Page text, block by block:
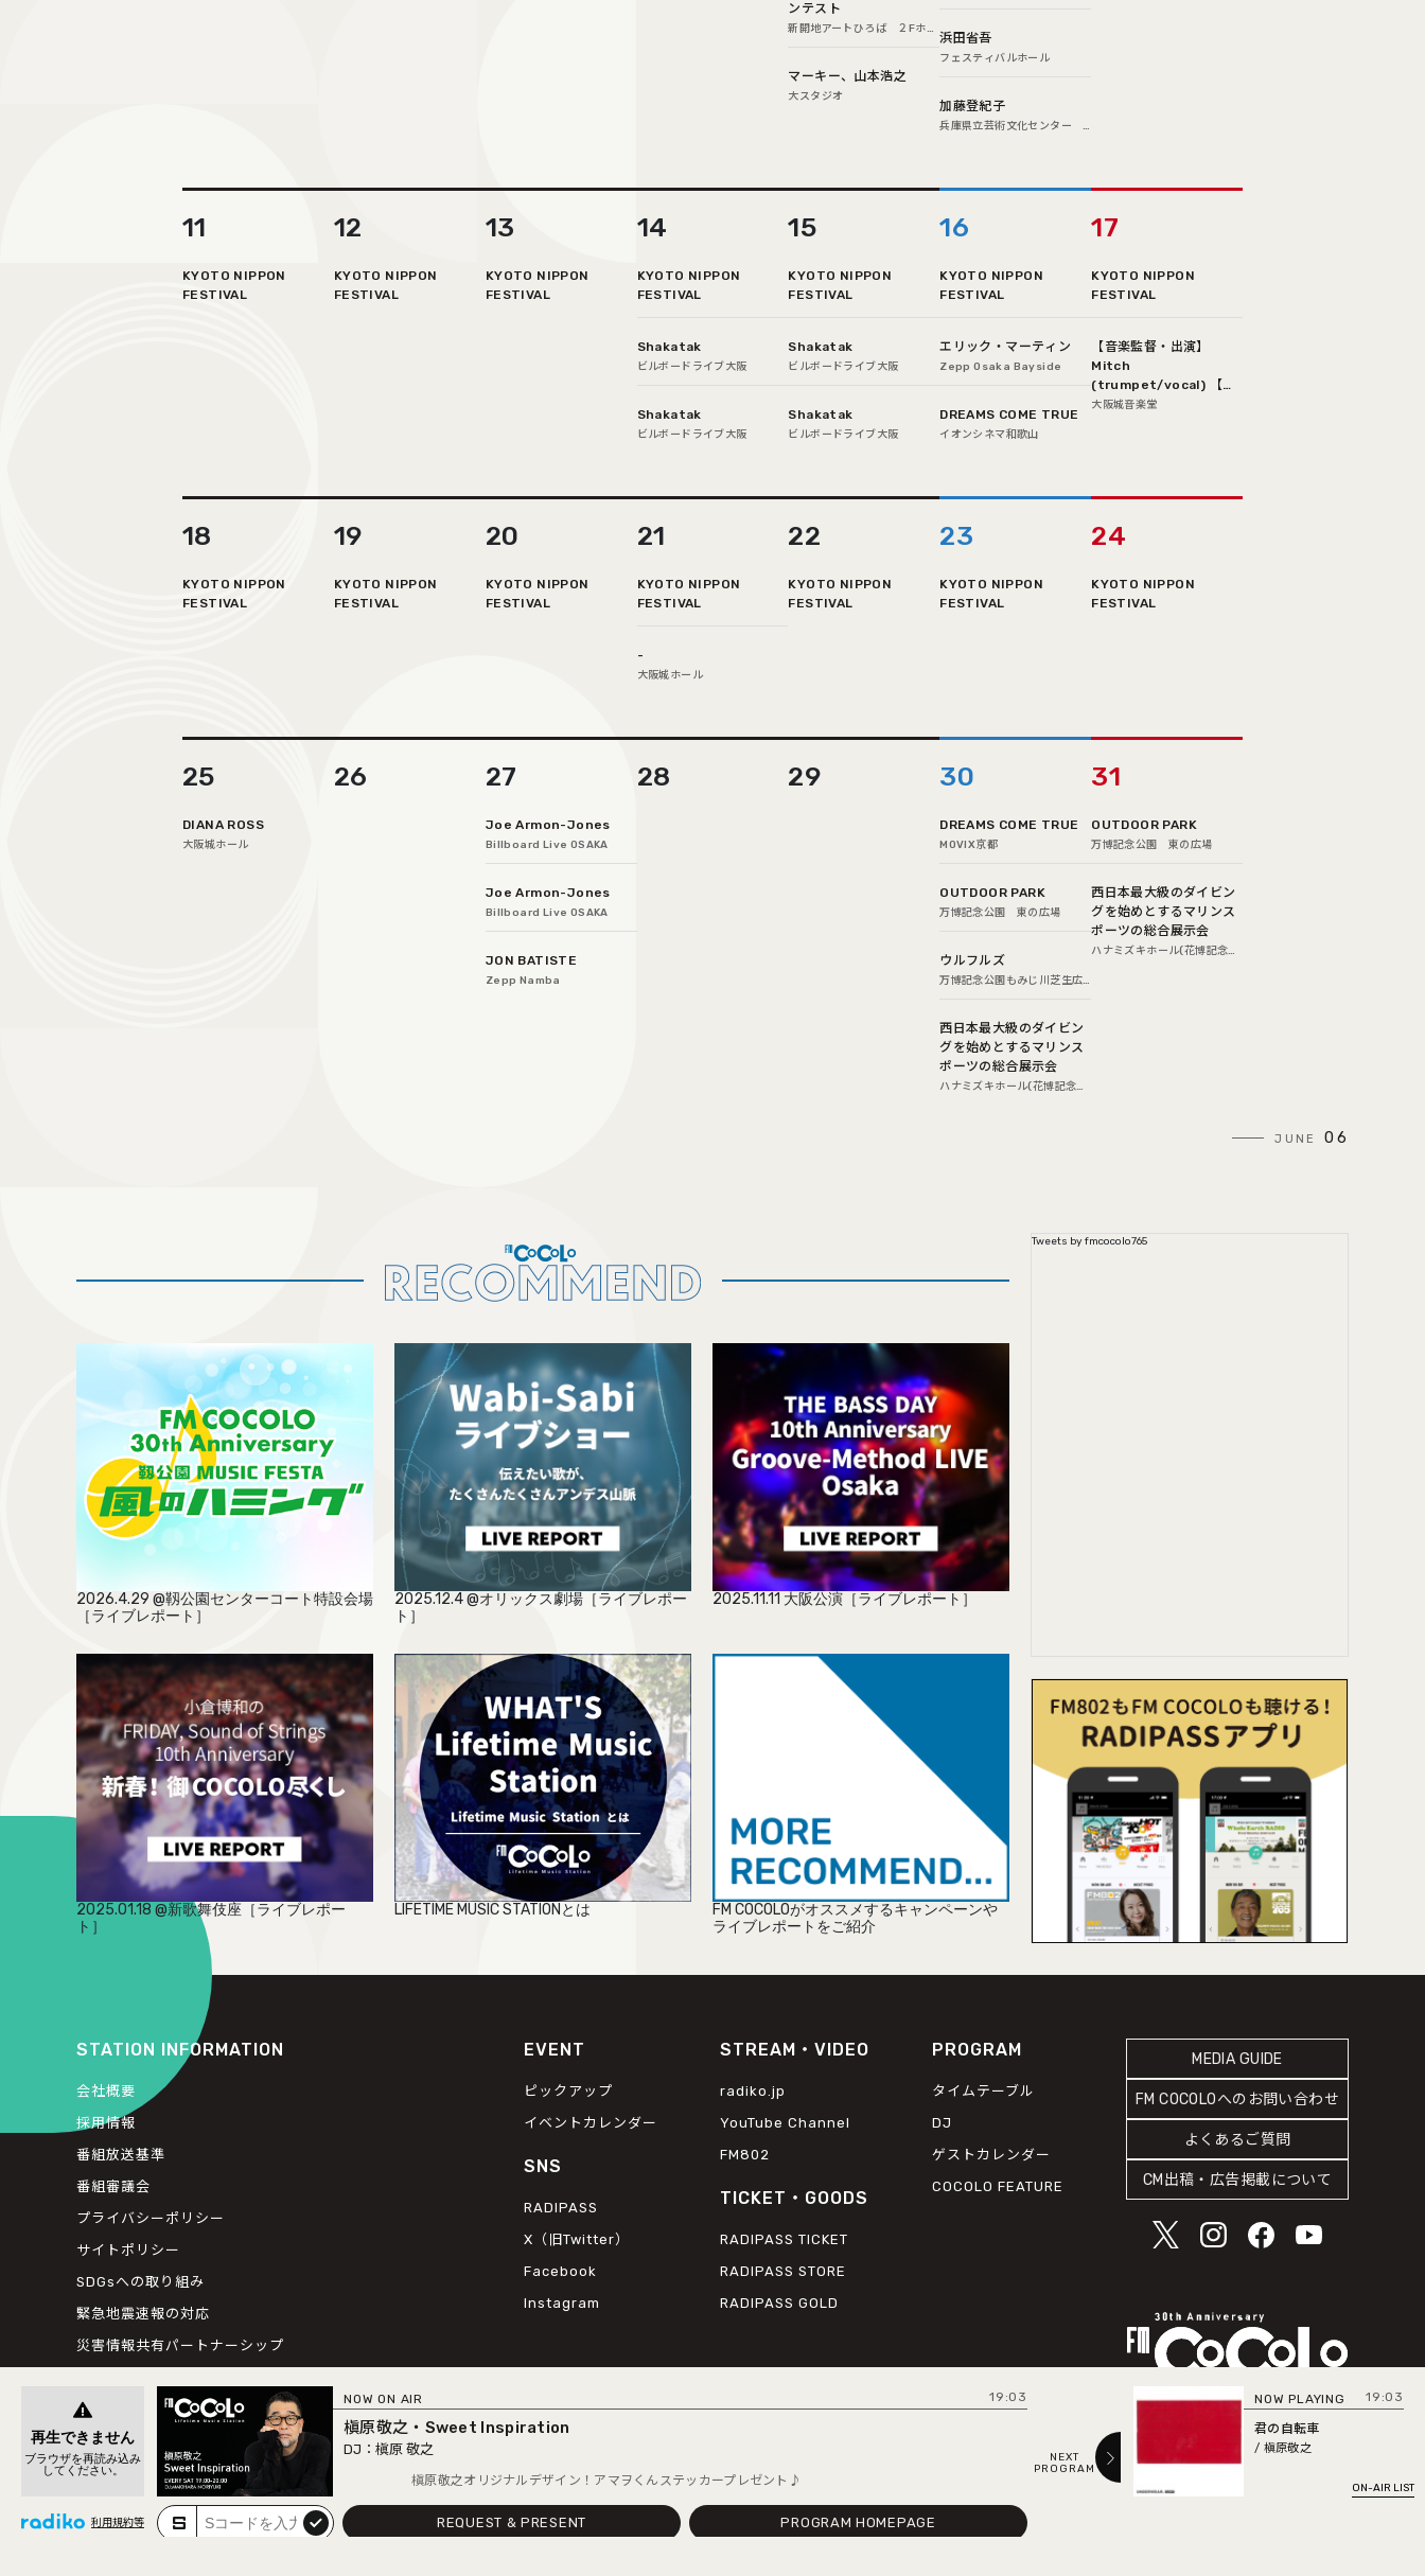
利用規約等
NOW ON AIR 19:03
槇原敬之・Sweet Inspiration
槇原 敬之
槇原敬之オリジナルデザイン！アマヲくんステッカープレゼント♪
NEXT
PROGRAM
submit REQUEST & PRESENT PROGRAM HOMEPAGE
PROGRAM
「GROOVE」というキーワ
NOW PLAYING 19:03
君の自転車
/ 槇原敬之
ON-AIR LIST
ンテスト
新開地アートひろば ２Fホー
マーキー、山本浩之
大スタジオ
浜田省吾
フェスティバルホール
加藤登紀子
兵庫県立芸術文化センター
11
KYOTO NIPPON
FESTIVAL
12
KYOTO NIPPON
FESTIVAL
13
KYOTO NIPPON
FESTIVAL
14
KYOTO NIPPON
FESTIVAL
Shakatak
ビルボードライブ大阪
Shakatak
ビルボードライブ大阪
15
KYOTO NIPPON
FESTIVAL
Shakatak
ビルボードライブ大阪
Shakatak
ビルボードライブ大阪
16
KYOTO NIPPON
FESTIVAL
エリック・マーティン
Zepp Osaka Bayside
DREAMS COME TRUE
イオンシネマ和歌山
17
KYOTO NIPPON
FESTIVAL
【音楽監督・出演】
Mitch
(trumpet/vocal) 【出
演】MITCH ALL STARS
SQUASH BRASS BAND
COCOLO）
大阪城音楽堂
18
KYOTO NIPPON
FESTIVAL
19
KYOTO NIPPON
FESTIVAL
20
KYOTO NIPPON
FESTIVAL
21
KYOTO NIPPON
FESTIVAL
-
大阪城ホール
22
KYOTO NIPPON
FESTIVAL
23
KYOTO NIPPON
FESTIVAL
24
KYOTO NIPPON
FESTIVAL
25
DIANA ROSS
大阪城ホール
26 27
Joe Armon-Jones
Billboard Live OSAKA
Joe Armon-Jones
Billboard Live OSAKA
JON BATISTE
Zepp Namba
28 29 30
DREAMS COME TRUE
MOVIX京都
OUTDOOR PARK
万博記念公園 東の広場
ウルフルズ
万博記念公園もみじ川芝生広
西日本最大級のダイビン
グを始めとするマリンス
ポーツの総合展示会
ハナミズキホール(花博記念公
31
OUTDOOR PARK
万博記念公園 東の広場
西日本最大級のダイビン
グを始めとするマリンス
ポーツの総合展示会
ハナミズキホール(花博記念公
JUNE 06
2026.4.29 @靱公園センターコート特設会場
［ライブレポート］
2025.12.4 @オリックス劇場［ライブレポー
ト］
2025.11.11 大阪公演［ライブレポート］
2025.01.18 @新歌舞伎座［ライブレポー
ト］
LIFETIME MUSIC STATIONとは
FM COCOLOがオススメするキャンペーンや
ライブレポートをご紹介
Tweets by fmcocolo765
STATION INFORMATION
会社概要
採用情報
番組放送基準
番組審議会
プライバシーポリシー
サイトポリシー
SDGsへの取り組み
緊急地震速報の対応
災害情報共有パートナーシップ
EVENT
ピックアップ
イベントカレンダー
SNS
RADIPASS
X（旧Twitter）
Facebook
Instagram
STREAM・VIDEO
radiko.jp
YouTube Channel
FM802
TICKET・GOODS
RADIPASS TICKET
RADIPASS STORE
RADIPASS GOLD
PROGRAM
タイムテーブル
DJ
ゲストカレンダー
COCOLO FEATURE
MEDIA GUIDE
FM COCOLOへのお問い合わせ
よくあるご質問
CM出稿・広告掲載について